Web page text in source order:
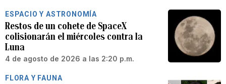
ESPACIO Y ASTRONOMÍA
Restos de un cohete de SpaceX
colisionarán el miércoles contra la
Luna
4 de agosto de 2026 a las 2:20 p.m.
FLORA Y FAUNA